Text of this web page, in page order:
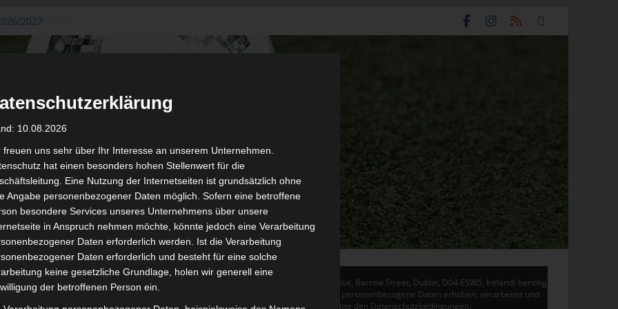
2027
August
aus der
der ersten 15
2026/2027 –
19./20.
AS Soliman
2 zu
Für die Nutzung von Google Adsense (Google Ireland Limited, Gordon House, Barrow Street, Dublin, D04 E5W5, Ireland) benötigen
wir laut DSGVO Ihre Zustimmung. Es werden seitens Google Adsense personenbezogene Daten erhoben, verarbeitet und
gespeichert. Welche Daten genau entnehmen Sie bitte den Datenschutzbedingungen.
10.08.2026
freuen uns sehr über Ihr Interesse an unserem Unternehmen.
hat einen besonders hohen Stellenwert für die
Eine Nutzung der Internetseiten ist grundsätzlich ohne
Angabe personenbezogener Daten möglich. Sofern eine betroffene
besondere Services unseres Unternehmens über unsere
in Anspruch nehmen möchte, könnte jedoch eine Verarbeitung
Daten erforderlich werden. Ist die Verarbeitung
Daten erforderlich und besteht für eine solche
keine gesetzliche Grundlage, holen wir generell eine
der betroffenen Person ein.